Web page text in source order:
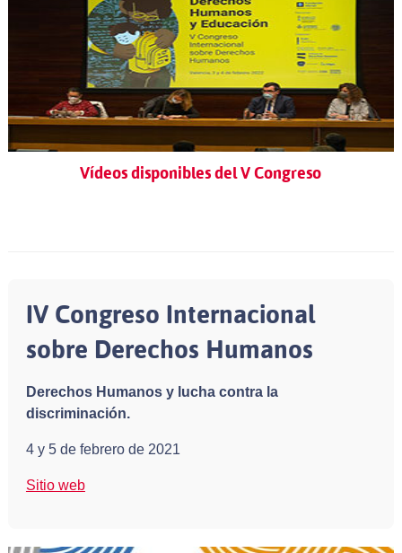
Vídeos disponibles del V Congreso
IV Congreso Internacional
sobre Derechos Humanos
Derechos Humanos y lucha contra la
discriminación.
4 y 5 de febrero de 2021
Sitio web